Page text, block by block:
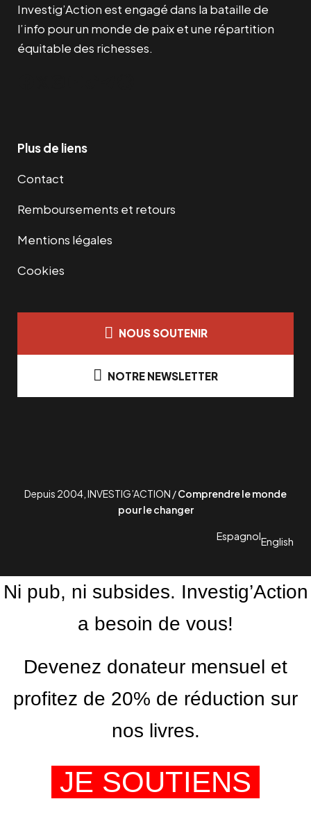
Investig’Action est engagé dans la bataille de
l’info pour un monde de paix et une répartition
équitable des richesses.
Plus de liens
Contact
Remboursements et retours
Mentions légales
Cookies
NOUS SOUTENIR
NOTRE NEWSLETTER
Depuis 2004, INVESTIG’ACTION /Comprendre le monde
pour le changer
EspagnolEnglish
Ni pub, ni subsides. Investig’Action
a besoin de vous!
Devenez donateur mensuel et
profitez de 20% de réduction sur
nos livres.
JE SOUTIENS